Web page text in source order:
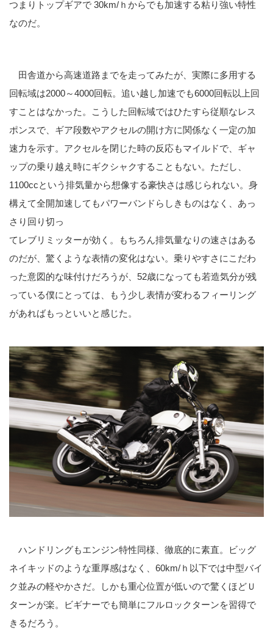
つまりトップギアで 30km/ｈからでも加速する粘り強い特性
なのだ。
田舎道から高速道路までを走ってみたが、実際に多用する
回転域は2000～4000回転。追い越し加速でも6000回転以上回
すことはなかった。こうした回転域ではひたすら従順なレス
ポンスで、ギア段数やアクセルの開け方に関係なく一定の加
速力を示す。アクセルを閉じた時の反応もマイルドで、ギャ
ップの乗り越え時にギクシャクすることもない。ただし、
1100ccという排気量から想像する豪快さは感じられない。身
構えて全開加速してもパワーバンドらしきものはなく、あっ
さり回り切っ
てレブリミッターが効く。もちろん排気量なりの速さはある
のだが、驚くような表情の変化はない。乗りやすさにこだわ
った意図的な味付けだろうが、52歳になっても若造気分が残
っている僕にとっては、もう少し表情が変わるフィーリング
があればもっといいと感じた。
ハンドリングもエンジン特性同様、徹底的に素直。ビッグ
ネイキッドのような重厚感はなく、60km/ｈ以下では中型バイ
ク並みの軽やかさだ。しかも重心位置が低いので驚くほどＵ
ターンが楽。ビギナーでも簡単にフルロックターンを習得で
きるだろう。